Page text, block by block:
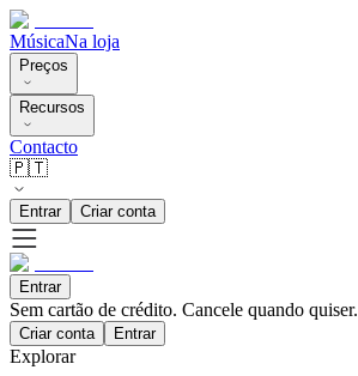
MúsicaNa loja
Preços
Recursos
Contacto
🇵🇹
Entrar Criar conta
Entrar
Sem cartão de crédito. Cancele quando quiser.
Criar conta Entrar
Explorar